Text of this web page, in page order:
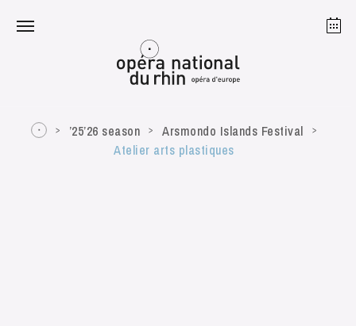
Strasbourg
’25’26 season
Arsmondo Islands Festival
Atelier arts plastiques